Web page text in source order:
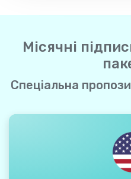
Місячні
Спеціальна